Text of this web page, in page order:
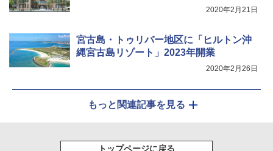
2020年2月21日
宮古島・トゥリバー地区に「ヒルトン沖
縄宮古島リゾート」2023年開業
2020年2月26日
もっと関連記事を見る
トップページに戻る